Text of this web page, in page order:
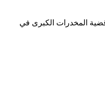
المخدرات الكبرى في